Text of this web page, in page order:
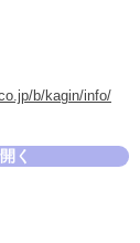
b/kagin/info/
く